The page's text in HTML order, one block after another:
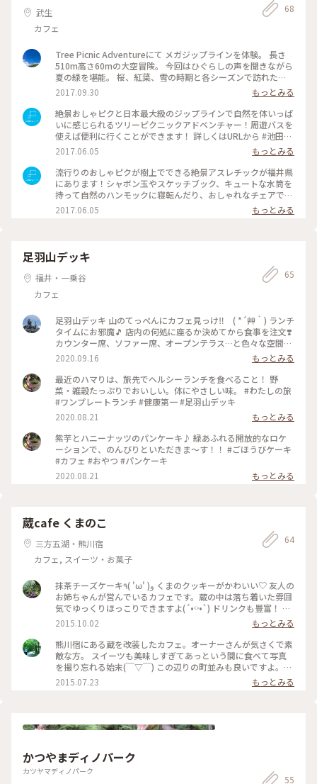
武生
カフェ
68
Tree Picnic Adventureにて メガジップラインを体験。 長さ
510m高さ60mの大空冒険。 今回はひぐらしの声を聞きながら
夏の緑を堪能。 桜、紅葉、雪の時期と各シーズンで訪れた
い。 #福井県 #今立郡 #池田町 #Tree Picnic Adventure #メガ
ジップライン #日本は美しい
2017.09.30
もっとみる
絶景おしゃピクと日本最大級のジップラインで自然を体いっぱ
いに感じられるツリーピクニックアドベンチャー！周遊バスを
使えば便利に行くことができます！ 詳しくはURLから #池田町
#ピクニック #Dearふくい #福井県 #おしゃピク #池田でおしゃ
ピク #アスレチック #わたしの街 #絶景 #自然
2017.06.05
もっとみる
流行りのおしゃピクが樹上でできる絶景アスレチックが福井県
にあります！シャボン玉やスケッチブック、キュートな水筒を
持って自然のハンモックに寝転んだり、おしゃれなチェアでの
んびりしませんか？ #絶景 #自然 #アスレチック #わたしの街
#Dearふくい #福井県 #池田町 #ピクニック #おしゃピク #池田
2017.06.05 もっとみる
足羽山デッキ
福井・一乗谷
カフェ
65
足羽山デッキ 山のてっぺんにカフェ見っけ‼️ ( *´艸｀) ランチ
タイムにお邪魔🎵 店内の何処に座るか決めてから食事を注文❣️
カウンター席、ソファー席、オープンテラス…と色々な空間が
点在💡 外のテラスで蝉の鳴き声を聞きながらランチすること
にし、チキン南蛮ワンプレートを注文❣️ 野菜たっぷり乗ってて
胃袋にも優しい🎵 卵たっぷりのタルタルソースで頂くチキン
南蛮も…まぢ旨👍 モーニングもあるようなので、ちょっと早め
に立ち寄ってから、観光にお出掛けするのも良さそうかも🎵 #
2020.09.16
もっとみる
最近のハマりは、旅先でヘルシーランチを食べること！ 野
菜・雑穀たっぷりでおいしい。体にやさしい味。 #わたしの旅
#ワンプレートランチ #健康第一 #足羽山デッキ
2020.08.21
もっとみる
紫芋とハニーナッツのパンケーキ♪ 緑あふれる開放的なロケ
ーションで、のんびりといただきま〜す！！ #ごほうびケーキ
#カフェ #おやつ #パンケーキ
2020.08.21
もっとみる
蔵cafe くまのこ
三方五湖・熊川宿
カフェ, スイーツ・お菓子
64
抹茶チーズケーキ٩( 'ω' )و くまのクッキーがかわいい♡ 友人の
お姉ちゃんが営んでいるカフェです。蔵の中は落ち着いた雰囲
気でゆっくりほっこりできますよ(´•⌔•`) ドリンクも豊富！ #
2015.10.02
もっとみる
熊川宿にある蔵を改装したカフェ。オーナーさんが気さくで素
敵な方。 スイーツも美味しすぎてあっという間に食べて写真
を撮り忘れる始末(￣▽￣) この辺りの町並みも良いですよ。
2014.7.24 #蔵カフェ #カフェ #備忘録 #写真整理中
2015.07.23 もっとみる
かつやまディノパーク
カツヤマディノパーク
55